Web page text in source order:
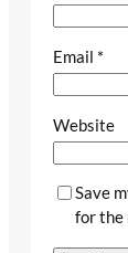
Email *
Website
Save
for the